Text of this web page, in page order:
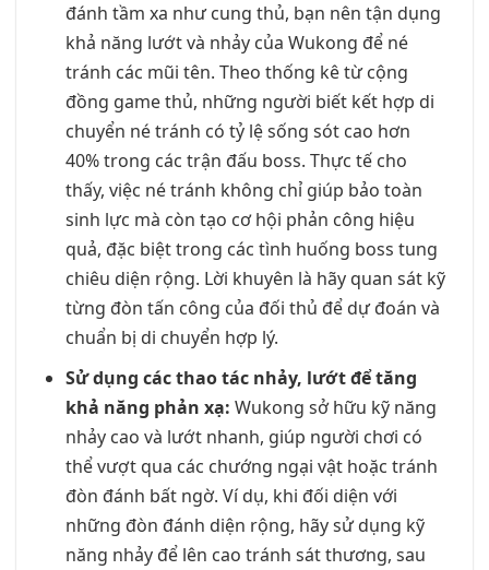
đánh tầm xa như cung thủ, bạn nên tận dụng
khả năng lướt và nhảy của Wukong để né
tránh các mũi tên. Theo thống kê từ cộng
đồng game thủ, những người biết kết hợp di
chuyển né tránh có tỷ lệ sống sót cao hơn
40% trong các trận đấu boss. Thực tế cho
thấy, việc né tránh không chỉ giúp bảo toàn
sinh lực mà còn tạo cơ hội phản công hiệu
quả, đặc biệt trong các tình huống boss tung
chiêu diện rộng. Lời khuyên là hãy quan sát kỹ
từng đòn tấn công của đối thủ để dự đoán và
chuẩn bị di chuyển hợp lý.
Sử dụng các thao tác nhảy, lướt để tăng
khả năng phản xạ: Wukong sở hữu kỹ năng
nhảy cao và lướt nhanh, giúp người chơi có
thể vượt qua các chướng ngại vật hoặc tránh
đòn đánh bất ngờ. Ví dụ, khi đối diện với
những đòn đánh diện rộng, hãy sử dụng kỹ
năng nhảy để lên cao tránh sát thương, sau